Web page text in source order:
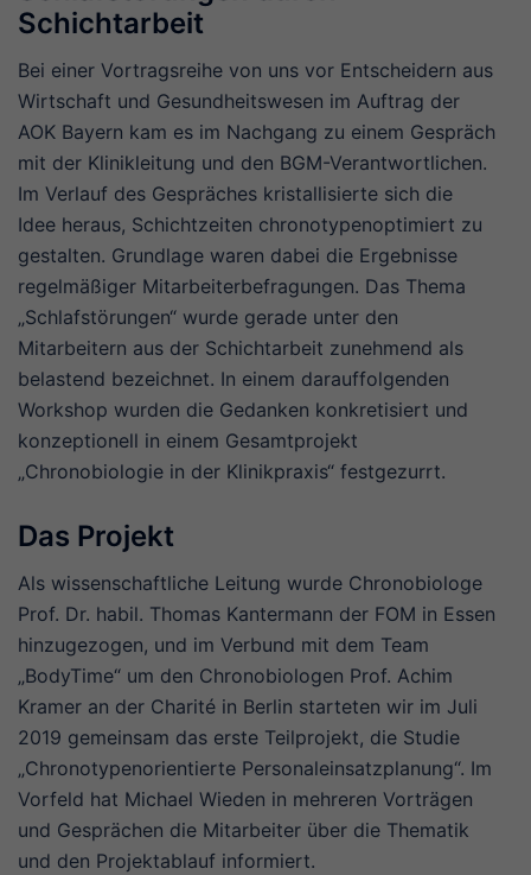
Schichtarbeit
Bei einer Vortragsreihe von uns vor Entscheidern aus
Wirtschaft und Gesundheitswesen im Auftrag der
AOK Bayern kam es im Nachgang zu einem Gespräch
mit der Klinikleitung und den BGM-Verantwortlichen.
Im Verlauf des Gespräches kristallisierte sich die
Idee heraus, Schichtzeiten chronotypenoptimiert zu
gestalten. Grundlage waren dabei die Ergebnisse
regelmäßiger Mitarbeiterbefragungen. Das Thema
„Schlafstörungen“ wurde gerade unter den
Mitarbeitern aus der Schichtarbeit zunehmend als
belastend bezeichnet. In einem darauffolgenden
Workshop wurden die Gedanken konkretisiert und
konzeptionell in einem Gesamtprojekt
„Chronobiologie in der Klinikpraxis“ festgezurrt.
Das Projekt
Als wissenschaftliche Leitung wurde Chronobiologe
Prof. Dr. habil. Thomas Kantermann der FOM in Essen
hinzugezogen, und im Verbund mit dem Team
„BodyTime“ um den Chronobiologen Prof. Achim
Kramer an der Charité in Berlin starteten wir im Juli
2019 gemeinsam das erste Teilprojekt, die Studie
„Chronotypenorientierte Personaleinsatzplanung“. Im
Vorfeld hat Michael Wieden in mehreren Vorträgen
und Gesprächen die Mitarbeiter über die Thematik
und den Projektablauf informiert.